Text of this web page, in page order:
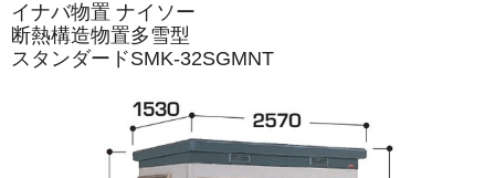
イナバ物置 ナイソー
断熱構造物置多雪型
スタンダードSMK-32SGMNT